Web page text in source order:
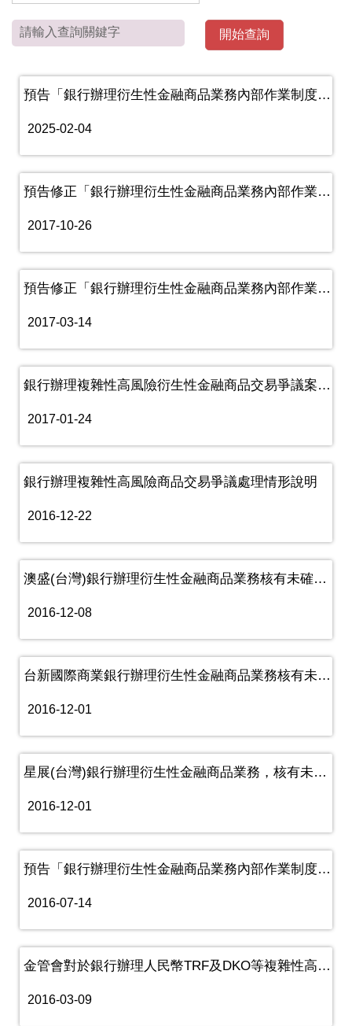
預告「銀行辦理衍生性金融商品業務內部作業制度及程序管理辦法」第2......
2025-02-04
預告修正「銀行辦理衍生性金融商品業務內部作業制度及程序管理辦法」......
2017-10-26
預告修正「銀行辦理衍生性金融商品業務內部作業制度及程序管理辦法」......
2017-03-14
銀行辦理複雜性高風險衍生性金融商品交易爭議案件處理情形說明
2017-01-24
銀行辦理複雜性高風險商品交易爭議處理情形說明
2016-12-22
澳盛(台灣)銀行辦理衍生性金融商品業務核有未確實執行內部控制、內......
2016-12-08
台新國際商業銀行辦理衍生性金融商品業務核有未確實執行內部控制、內......
2016-12-01
星展(台灣)銀行辦理衍生性金融商品業務，核有未妥適建立或未確實執......
2016-12-01
預告「銀行辦理衍生性金融商品業務內部作業制度及程序管理辦法」第七......
2016-07-14
金管會對於銀行辦理人民幣TRF及DKO等複雜性高風險衍生性金融商......
2016-03-09